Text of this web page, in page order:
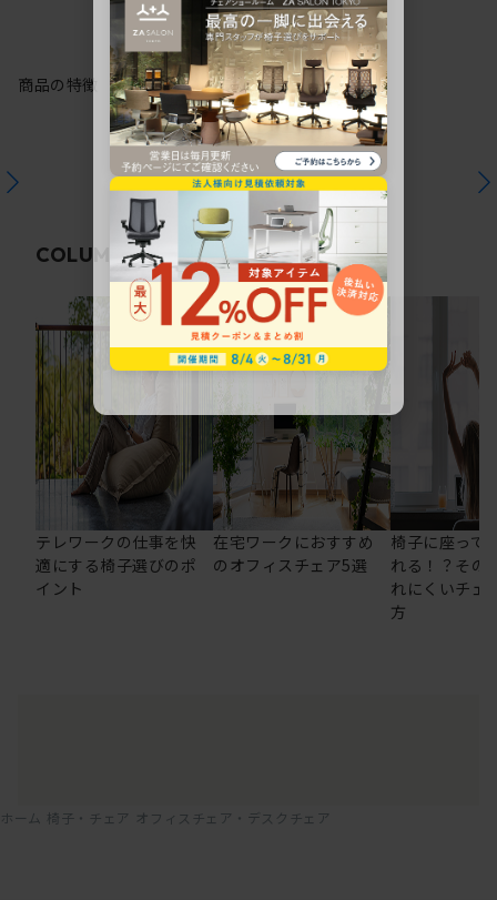
商品の特徴
COLUMN関連コラム
テレワークの仕事を快
適にする椅子選びのポ
イント
在宅ワークにおすすめ
のオフィスチェア5選
椅子に座って
れる！？その
れにくいチェ
方
ホーム 椅子・チェア オフィスチェア・デスクチェア